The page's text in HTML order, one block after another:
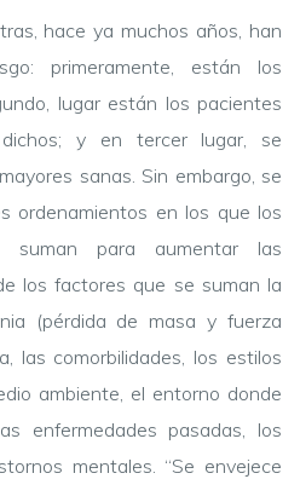
hace ya muchos años, han
primeramente, están los
lugar están los pacientes
dichos; y en tercer lugar, se
sanas. Sin embargo, se
ordenamientos en los que los
para aumentar las
los factores que se suman la
(pérdida de masa y fuerza
las comorbilidades, los estilos
ambiente, el entorno donde
enfermedades pasadas, los
mentales. “Se envejece